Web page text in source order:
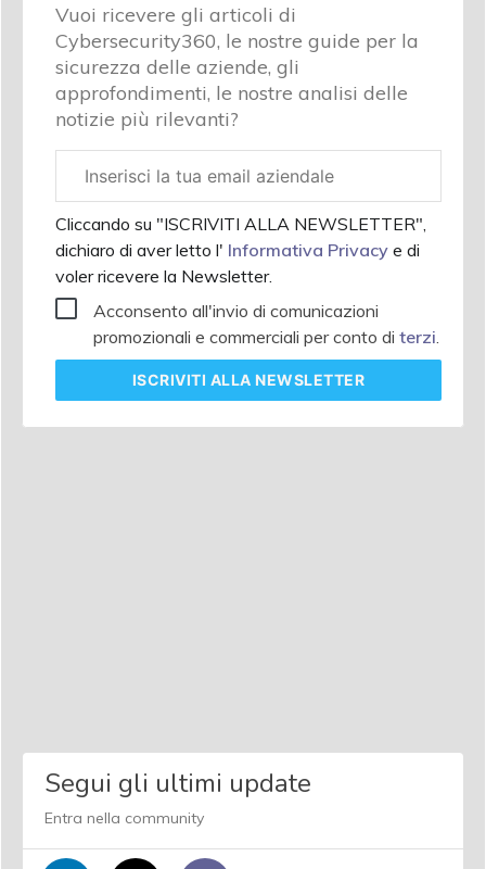
Vuoi ricevere gli articoli di
Cybersecurity360, le nostre guide per la
sicurezza delle aziende, gli
approfondimenti, le nostre analisi delle
notizie più rilevanti?
aziendale
Cliccando su "ISCRIVITI ALLA NEWSLETTER",
dichiaro di aver letto l' Informativa Privacy e di
voler ricevere la Newsletter.
Acconsento all'invio di comunicazioni
promozionali e commerciali per conto di terzi
ISCRIVITI ALLA NEWSLETTER
Segui gli ultimi update
Entra nella community